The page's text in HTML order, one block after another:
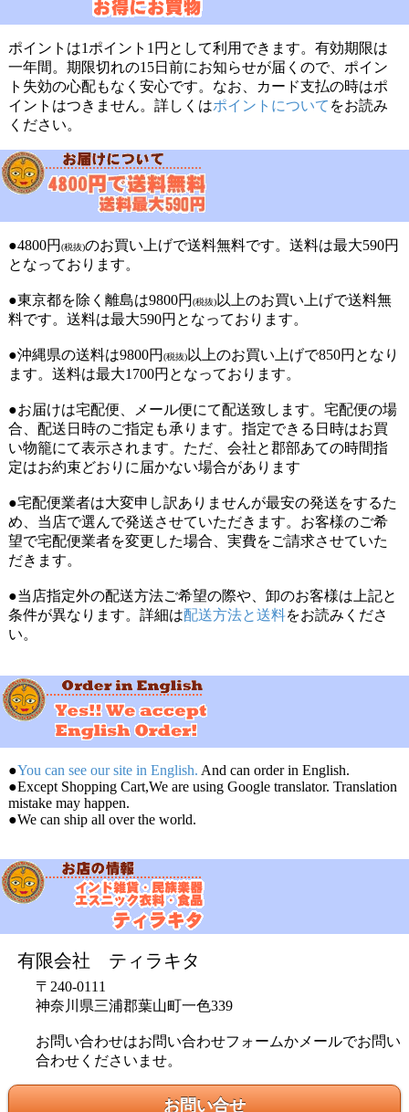
ポイントは1ポイント1円として利用できます。有効期限は
一年間。期限切れの15日前にお知らせが届くので、ポイン
ト失効の心配もなく安心です。なお、カード支払の時はポ
イントはつきません。詳しくはポイントについて をお読み
ください。
●4800円 (税抜)のお買い上げで送料無料です。送料は最大590円
となっております。
●東京都を除く離島は9800円 (税抜)以上のお買い上げで送料無
料です。送料は最大590円となっております。
●沖縄県の送料は9800円 (税抜)以上のお買い上げで850円となり
ます。送料は最大1700円となっております。
●お届けは宅配便、メール便にて配送致します。宅配便の場
合、配送日時のご指定も承ります。指定できる日時はお買
い物籠にて表示されます。ただ、会社と郡部あての時間指
定はお約束どおりに届かない場合があります
●宅配便業者は大変申し訳ありませんが最安の発送をするた
め、当店で選んで発送させていただきます。お客様のご希
望で宅配便業者を変更した場合、実費をご請求させていた
だきます。
●当店指定外の配送方法ご希望の際や、卸のお客様は上記と
条件が異なります。詳細は配送方法と送料をお読みくださ
い。
●You can see our site in English. And can order in English.
●Except Shopping Cart,We are using Google translator. Translation
mistake may happen.
●We can ship all over the world.
有限会社 ティラキタ
〒240-0111
神奈川県三浦郡葉山町一色339
お問い合わせはお問い合わせフォームかメールでお問い
合わせくださいませ。
お問い合せ